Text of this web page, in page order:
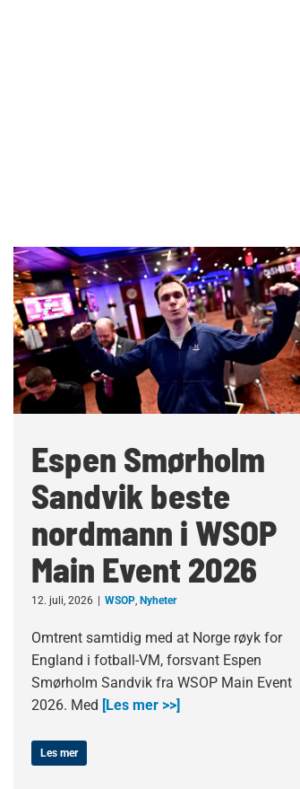
Espen Smørholm
Sandvik beste
nordmann i WSOP
Main Event 2026
12. juli, 2026 WSOP, Nyheter
Omtrent samtidig med at Norge røyk for
England i fotball-VM, forsvant Espen
Smørholm Sandvik fra WSOP Main Event
2026. Med [Les mer >>]
Les mer